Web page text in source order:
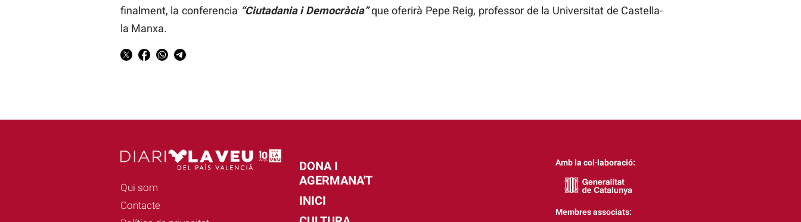
finalment, la conferencia “Ciutadania i Democràcia”que oferirà Pepe Reig, professor de la Universitat de Castella-
la Manxa.
Qui som
Contacte
DONA I
AGERMANA'T
INICI
Amb la col·laboració:
Membres associats: